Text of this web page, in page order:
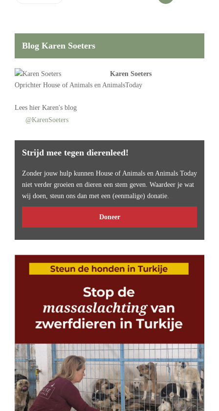
Blog Karen Soeters
Karen Soeters
Oprichter House of Animals en AnimalsToday
Lees hier Karen's blog
@KarenSoeters
Strijd mee tegen dierenleed!
Zonder jouw hulp kunnen House of Animals en Animals Today
niet verder groeien en dieren een stem geven. Waardeer je wat
wij doen, steun ons dan met een (eenmalige) donatie.
Doneer